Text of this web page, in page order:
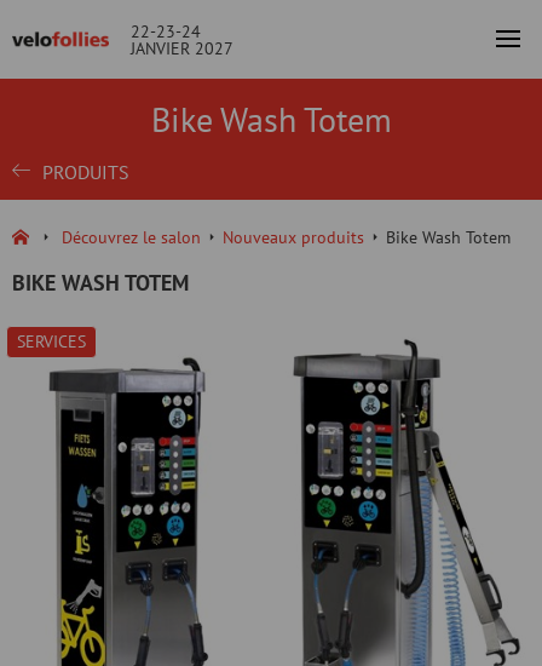
22-23-24
JANVIER 2027
Bike Wash Totem
PRODUITS
Découvrez le salon Nouveaux produits Bike Wash Totem
BIKE WASH TOTEM
SERVICES